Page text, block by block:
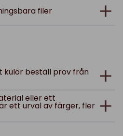
filer
kulör beställ prov från
eller ett
ett urval av färger, fler